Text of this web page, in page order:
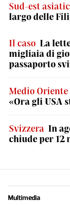
Sud-est
largo delle
Il caso La
migliaia di
passaporto
Medio Oriente
«Ora gli USA
Svizzera In
chiude per 12
Multimedia